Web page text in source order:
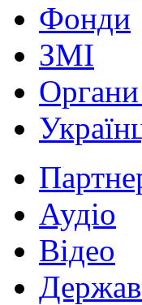
Фонди
ЗМІ
Аудіо
Відео